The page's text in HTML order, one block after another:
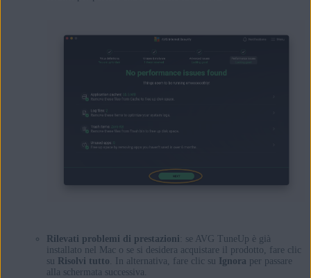
Rilevati problemi di prestazioni : se AVG TuneUp è già
installato nel Mac o se si desidera acquistare il prodotto, fare clic
su Risolvi tutto . In alternativa, fare clic su Ignora per passare
alla schermata successiva.